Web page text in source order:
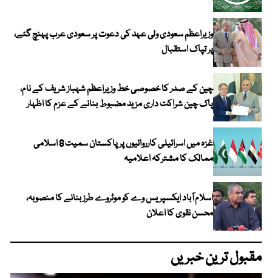
وزیراعظم سعودی ولی عہد کی دعوت پر سعودی عرب پہنچ گئے،
پر تپاک استقبال
چین کے صدر کا خصوصی خط وزیراعظم شہباز شریف کے نام،
پاک چین شراکت داری مزید مضبوط بنانے کے عزم کا اظہار
غزہ میں اسرائیلی کارروائیوں پر پاکستان سمیت 8 اسلامی
ممالک کا مشترکہ اعلامیہ
اسلام آباد ایکسپریس وے کو موٹروے طرز بنانے کا منصوبہ،
محسن نقوی کا اعلان
مقبول ترین خبریں